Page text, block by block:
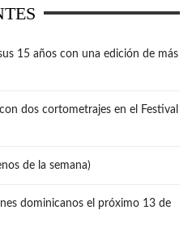
15 años con una edición de más
dos cortometrajes en el Festival
de la semana)
dominicanos el próximo 13 de